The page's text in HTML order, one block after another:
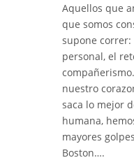
Aquellos que
que somos
supone
personal, el
nuestro
saca lo mejor
humana,
mayores
Boston….